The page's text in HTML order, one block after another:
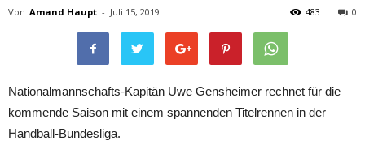
Von Amand Haupt - Juli 15, 2019 0
483
Nationalmannschafts-Kapitän Uwe Gensheimer rechnet für die
kommende Saison mit einem spannenden Titelrennen in der
Handball-Bundesliga.